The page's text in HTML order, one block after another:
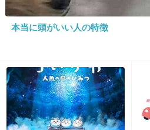
そして、こんな悪口を言うために労力を使う
￣￣￣￣Ｖ￣￣￣￣￣￣￣￣￣￣￣￣￣￣￣
..｜ ｜ |
（_＿）＿）
というメッセージを送ろう。
これ使っていいよｗ
本当に頭がいい人の特徴